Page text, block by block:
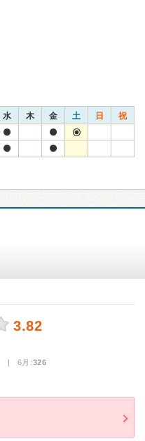
水 木 金 土 日 祝
3.82
| 6月:326